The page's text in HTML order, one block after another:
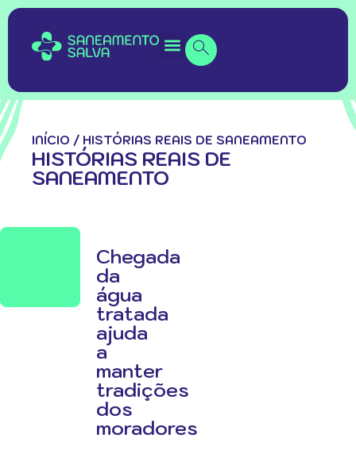
INÍCIO / HISTÓRIAS REAIS DE SANEAMENTO
HISTÓRIAS REAIS DE
SANEAMENTO
Chegada
da
água
tratada
ajuda
a
manter
tradições
dos
moradores